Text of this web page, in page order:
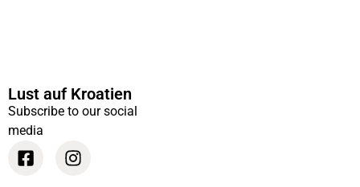
Lust auf Kroatien
Subscribe to our social
media